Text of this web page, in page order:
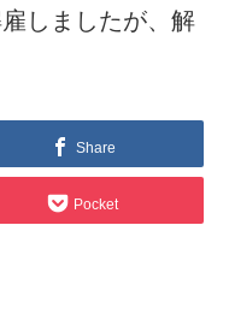
しましたが、解
Share
Pocket